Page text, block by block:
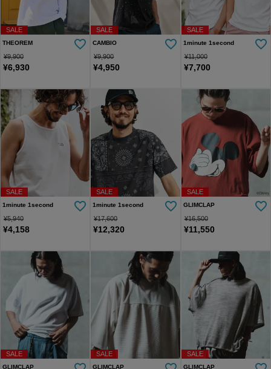
SALE
THEOREM
¥9,900
¥6,930
SALE
CAMBIO
¥9,900
¥4,950
SALE
1minute 1second
¥11,000
¥7,700
SALE
1minute 1second
¥5,940
¥4,158
SALE
1minute 1second
¥17,600
¥12,320
SALE
GLIMCLAP
¥16,500
¥11,550
SALE
GLIMCLAP
SALE
GLIMCLAP
SALE
GLIMCLAP